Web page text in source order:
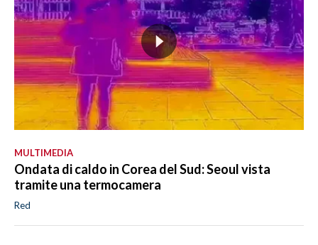
MULTIMEDIA
Ondata di caldo in Corea del Sud: Seoul vista
tramite una termocamera
Red